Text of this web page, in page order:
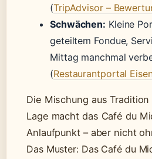
(TripAdvisor –
Schwächen: Kleine
geteiltem Fondue,
Mittag manchmal
(Restaurantportal
Die Mischung aus
Lage macht das Café du
Anlaufpunkt – aber nicht
Das Muster: Das Café du